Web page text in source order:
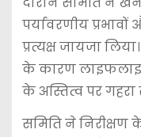
पर्यावरणीय
प्रत्यक्ष जायजा
के कारण
के अस्तित्व पर गहरा
समिति ने